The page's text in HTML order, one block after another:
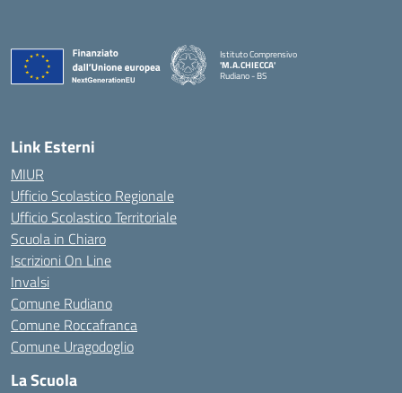
Istituto Comprensivo
'M.A.CHIECCA'
Rudiano - BS
Link Esterni
MIUR
Ufficio Scolastico Regionale
Ufficio Scolastico Territoriale
Scuola in Chiaro
Iscrizioni On Line
Invalsi
Comune Rudiano
Comune Roccafranca
Comune Uragodoglio
La Scuola